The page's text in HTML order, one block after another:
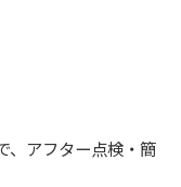
、アフター点検・簡